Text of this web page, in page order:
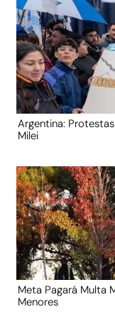
Argentina:
Milei
Meta Pagará Multa
Menores